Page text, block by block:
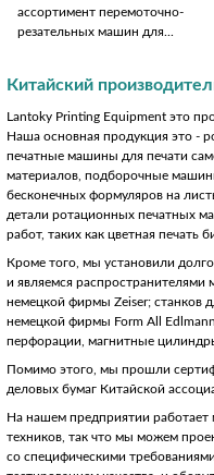
ассортимент перемоточно-
резательных машин для...
Китайский
Lantoky Printing Equipment это
Наша основная продукция это -
печатные машины для печати
материалов, подборочные
бесконечных формуляров на
детали ротационных печатных
работ, таких как цветная печать
Кроме того, мы установили
и являемся распространителями
немецкой фирмы Zeiser; станков
немецкой фирмы Form All
перфорации, магнитные
Помимо этого, мы прошли
деловых бумаг Китайской
На нашем предприятии
техников, так что мы можем
со специфическими